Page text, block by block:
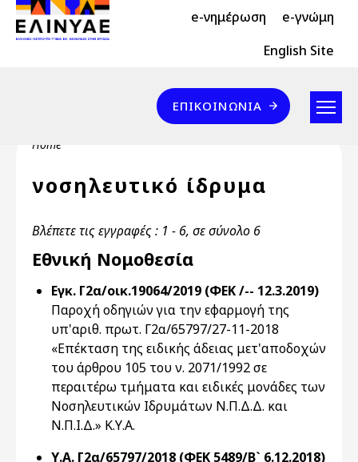
Skip to main content
Header Top 2 e-νημέρωση e-γνώμη
Header Top English Site
Επικοινωνία
ΕΠΙΚΟΙΝΩΝΊΑ
Breadcrumb
Home
νοσηλευτικό ίδρυμα
Βλέπετε τις εγγραφές : 1 - 6, σε σύνολο 6
Εθνική Νομοθεσία
Εγκ. Γ2α/οικ.19064/2019 (ΦΕΚ /-- 12.3.2019)
Παροχή οδηγιών για την εφαρμογή της
υπ'αριθ. πρωτ. Γ2α/65797/27-11-2018
«Επέκταση της ειδικής άδειας μετ'αποδοχών
του άρθρου 105 του ν. 2071/1992 σε
περαιτέρω τμήματα και ειδικές μονάδες των
Νοσηλευτικών Ιδρυμάτων Ν.Π.Δ.Δ. και
Ν.Π.Ι.Δ.» Κ.Υ.Α.
Υ.Α. Γ2α/65797/2018 (ΦΕΚ 5489/Β` 6.12.2018)